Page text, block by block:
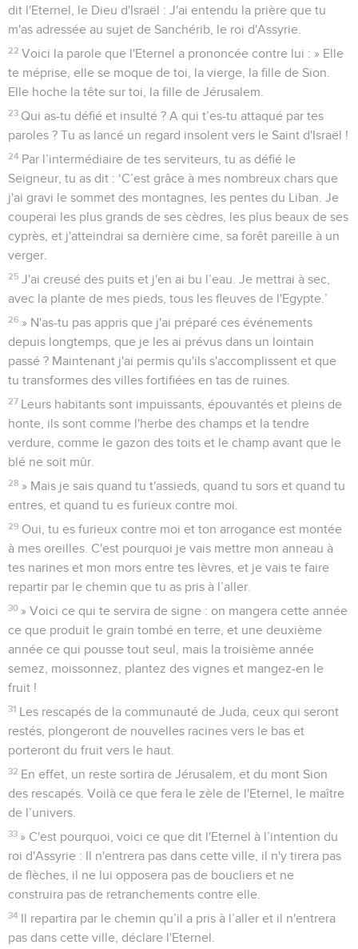
dit l'Eternel, le Dieu d'Israël : J'ai entendu la prière que tu
m'as adressée au sujet de Sanchérib, le roi d'Assyrie.
22 Voici la parole que l'Eternel a prononcée contre lui : » Elle
te méprise, elle se moque de toi, la vierge, la fille de Sion.
Elle hoche la tête sur toi, la fille de Jérusalem.
23 Qui as-tu défié et insulté ? A qui t’es-tu attaqué par tes
paroles ? Tu as lancé un regard insolent vers le Saint d'Israël !
24 Par l’intermédiaire de tes serviteurs, tu as défié le
Seigneur, tu as dit : ‘C’est grâce à mes nombreux chars que
j'ai gravi le sommet des montagnes, les pentes du Liban. Je
couperai les plus grands de ses cèdres, les plus beaux de ses
cyprès, et j'atteindrai sa dernière cime, sa forêt pareille à un
verger.
25 J'ai creusé des puits et j'en ai bu l’eau. Je mettrai à sec,
avec la plante de mes pieds, tous les fleuves de l'Egypte.’
26 » N'as-tu pas appris que j'ai préparé ces événements
depuis longtemps, que je les ai prévus dans un lointain
passé ? Maintenant j'ai permis qu'ils s'accomplissent et que
tu transformes des villes fortifiées en tas de ruines.
27 Leurs habitants sont impuissants, épouvantés et pleins de
honte, ils sont comme l'herbe des champs et la tendre
verdure, comme le gazon des toits et le champ avant que le
blé ne soit mûr.
28 » Mais je sais quand tu t'assieds, quand tu sors et quand tu
entres, et quand tu es furieux contre moi.
29 Oui, tu es furieux contre moi et ton arrogance est montée
à mes oreilles. C'est pourquoi je vais mettre mon anneau à
tes narines et mon mors entre tes lèvres, et je vais te faire
repartir par le chemin que tu as pris à l’aller.
30 » Voici ce qui te servira de signe : on mangera cette année
ce que produit le grain tombé en terre, et une deuxième
année ce qui pousse tout seul, mais la troisième année
semez, moissonnez, plantez des vignes et mangez-en le
fruit !
31 Les rescapés de la communauté de Juda, ceux qui seront
restés, plongeront de nouvelles racines vers le bas et
porteront du fruit vers le haut.
32 En effet, un reste sortira de Jérusalem, et du mont Sion
des rescapés. Voilà ce que fera le zèle de l'Eternel, le maître
de l’univers.
33 » C'est pourquoi, voici ce que dit l'Eternel à l’intention du
roi d'Assyrie : Il n'entrera pas dans cette ville, il n'y tirera pas
de flèches, il ne lui opposera pas de boucliers et ne
construira pas de retranchements contre elle.
34 Il repartira par le chemin qu’il a pris à l’aller et il n'entrera
pas dans cette ville, déclare l'Eternel.